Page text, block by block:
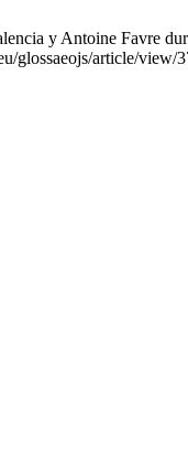
y Antoine Favre
glossaeojs/article/view/